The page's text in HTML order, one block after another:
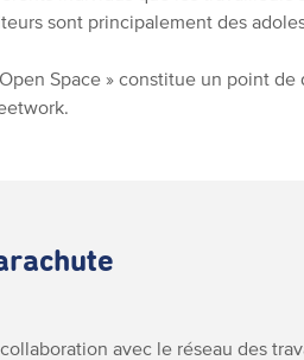
sont principalement des
Open Space » constitue un point
avec le réseau des